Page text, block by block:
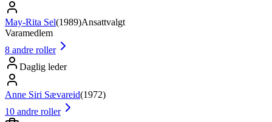
May-Rita Sel(1989)Ansattvalgt
Varamedlem
8 andre roller
Daglig leder
Anne Siri Sævareid(1972)
10 andre roller